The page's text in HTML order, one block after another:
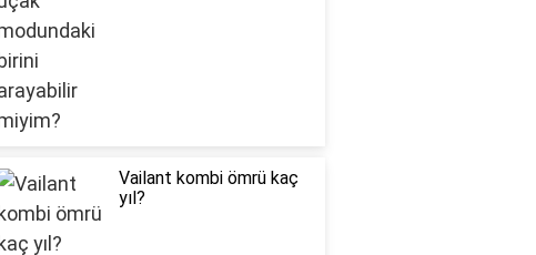
Vailant kombi ömrü kaç
yıl?